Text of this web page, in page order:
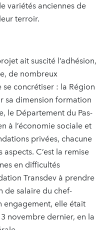
variétés anciennes de
terroir.
ait suscité l’adhésion,
de nombreux
se concrétiser : la Région
sa dimension formation
le Département du Pas-
à l’économie sociale et
privées, chacune
aspects. C’est la remise
en difficultés
Transdev à prendre
de salaire du chef-
engagement, elle était
novembre dernier, en la